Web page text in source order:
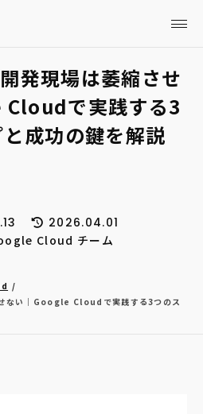
発現場は萎縮させ
で実践する3
成功の鍵を解説
2026.04.01
Cloud チーム
ない｜Google Cloudで実践する3つのス